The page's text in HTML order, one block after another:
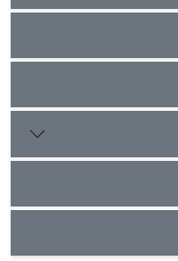
(5، 10، 5/2 میکروگرم بر میلی‏لیتر) کروسین بعد از 6 روز نشان
بر­روی سلول‏های بنیادی
حداقل تاثیر بر زیستایی
را ایفا می‏کند.